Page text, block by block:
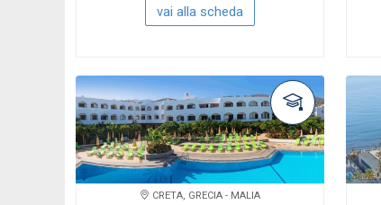
vai alla scheda
CRETA, GRECIA - MALIA